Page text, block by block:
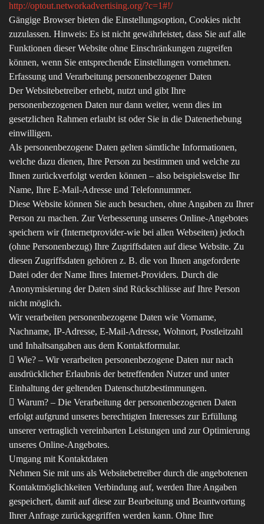
http://optout.networkadvertising.org/?c=1#!/
Gängige Browser bieten die Einstellungsoption, Cookies nicht
zuzulassen. Hinweis: Es ist nicht gewährleistet, dass Sie auf alle
Funktionen dieser Website ohne Einschränkungen zugreifen
können, wenn Sie entsprechende Einstellungen vornehmen.
Erfassung und Verarbeitung personenbezogener Daten
Der Websitebetreiber erhebt, nutzt und gibt Ihre
personenbezogenen Daten nur dann weiter, wenn dies im
gesetzlichen Rahmen erlaubt ist oder Sie in die Datenerhebung
einwilligen.
Als personenbezogene Daten gelten sämtliche Informationen,
welche dazu dienen, Ihre Person zu bestimmen und welche zu
Ihnen zurückverfolgt werden können – also beispielsweise Ihr
Name, Ihre E-Mail-Adresse und Telefonnummer.
Diese Website können Sie auch besuchen, ohne Angaben zu Ihrer
Person zu machen. Zur Verbesserung unseres Online-Angebotes
speichern wir (Internetprovider-wie bei allen Webseiten) jedoch
(ohne Personenbezug) Ihre Zugriffsdaten auf diese Website. Zu
diesen Zugriffsdaten gehören z. B. die von Ihnen angeforderte
Datei oder der Name Ihres Internet-Providers. Durch die
Anonymisierung der Daten sind Rückschlüsse auf Ihre Person
nicht möglich.
Wir verarbeiten personenbezogene Daten wie Vorname,
Nachname, IP-Adresse, E-Mail-Adresse, Wohnort, Postleitzahl
und Inhaltsangaben aus dem Kontaktformular.
 Wie? – Wir verarbeiten personenbezogene Daten nur nach
ausdrücklicher Erlaubnis der betreffenden Nutzer und unter
Einhaltung der geltenden Datenschutzbestimmungen.
 Warum? – Die Verarbeitung der personenbezogenen Daten
erfolgt aufgrund unseres berechtigten Interesses zur Erfüllung
unserer vertraglich vereinbarten Leistungen und zur Optimierung
unseres Online-Angebotes.
Umgang mit Kontaktdaten
Nehmen Sie mit uns als Websitebetreiber durch die angebotenen
Kontaktmöglichkeiten Verbindung auf, werden Ihre Angaben
gespeichert, damit auf diese zur Bearbeitung und Beantwortung
Ihrer Anfrage zurückgegriffen werden kann. Ohne Ihre